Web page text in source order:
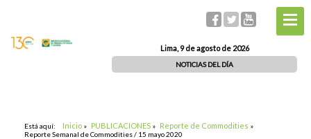
Lima, 9 de agosto de 2026
NOTICIAS DEL DÍA
Está aquí: Inicio » PUBLICACIONES » Reporte de Commodities »
Reporte Semanal de Commodities / 15 mayo 2020